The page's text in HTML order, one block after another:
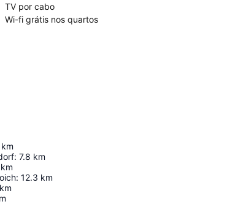
TV por cabo
Wi-fi grátis nos quartos
km
: 7.8 km
km
: 12.3 km
km